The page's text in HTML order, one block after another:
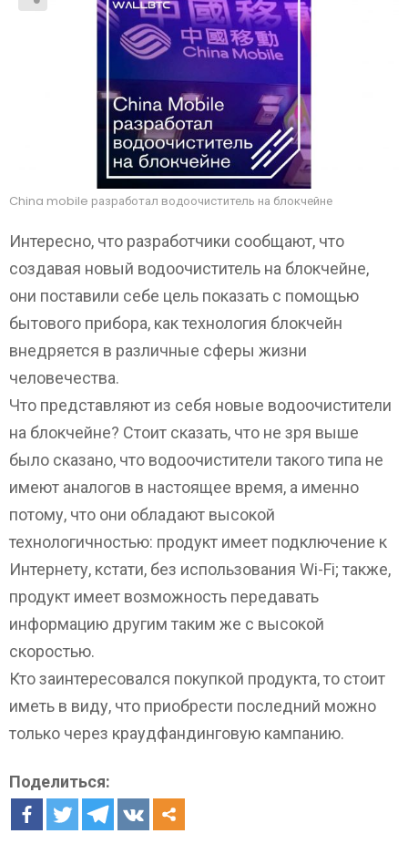
China mobile разработал водоочиститель на блокчейне
Интересно, что разработчики сообщают, что
создавая новый водоочиститель на блокчейне,
они поставили себе цель показать с помощью
бытового прибора, как технология блокчейн
внедряется в различные сферы жизни
человечества.
Что представляют из себя новые водоочистители
на блокчейне? Стоит сказать, что не зря выше
было сказано, что водоочистители такого типа не
имеют аналогов в настоящее время, а именно
потому, что они обладают высокой
технологичностью: продукт имеет подключение к
Интернету, кстати, без использования Wi-Fi; также,
продукт имеет возможность передавать
информацию другим таким же с высокой
скоростью.
Кто заинтересовался покупкой продукта, то стоит
иметь в виду, что приобрести последний можно
только через краудфандинговую кампанию.
Поделиться: